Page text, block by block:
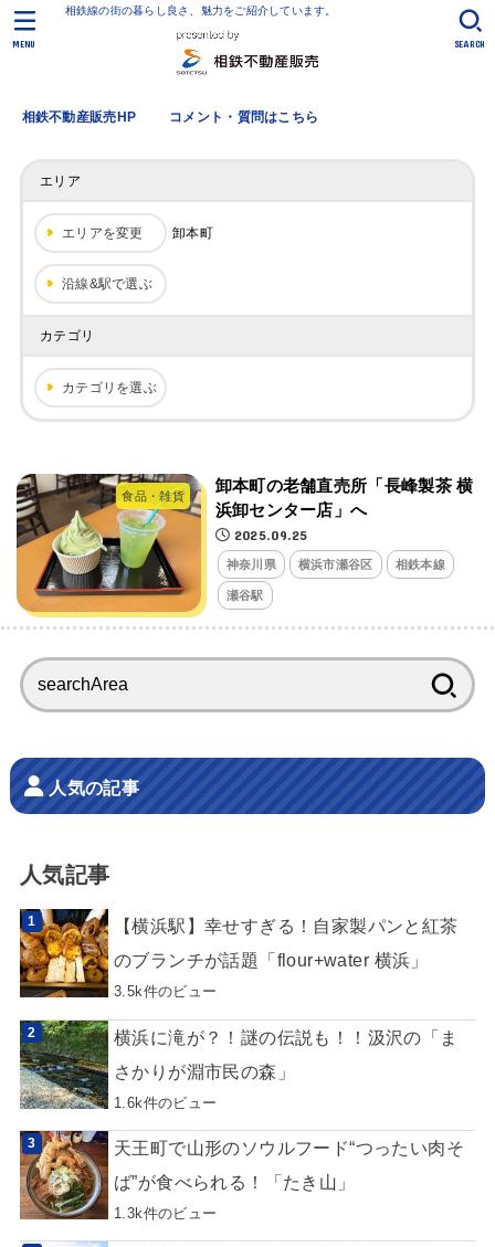
相鉄線の街の暮らし良さ、魅力をご紹介しています。
相鉄不動産販売HP コメント・質問はこちら
SEARCH
MENU
エリア
エリアを変更 卸本町
沿線&駅で選ぶ
カテゴリ
カテゴリを選ぶ
食品・雑貨
卸本町の老舗直売所「長峰製茶 横
浜卸センター店」へ
2025.09.25
神奈川県 横浜市瀬谷区 相鉄本線
瀬谷駅
索:
人気の記事
人気記事
【横浜駅】幸せすぎる！自家製パンと紅茶
のブランチが話題「flour+water 横浜」
3.5k件のビュー
横浜に滝が？！謎の伝説も！！汲沢の「ま
さかりが淵市民の森」
1.6k件のビュー
天王町で山形のソウルフード“つったい肉そ
ば”が食べられる！「たき山」
1.3k件のビュー